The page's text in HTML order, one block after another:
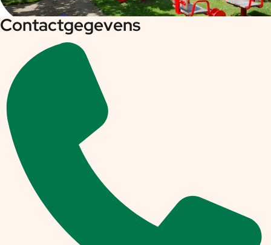
Contactgegevens